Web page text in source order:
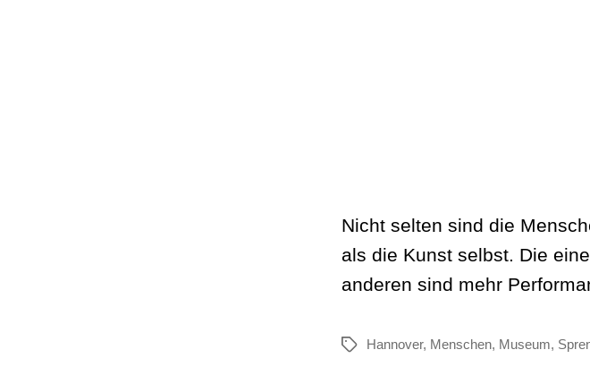
Nicht selten sind die
als die Kunst selbst. Die
anderen sind mehr
Schlagwörter
Hannover, Menschen, Museum,